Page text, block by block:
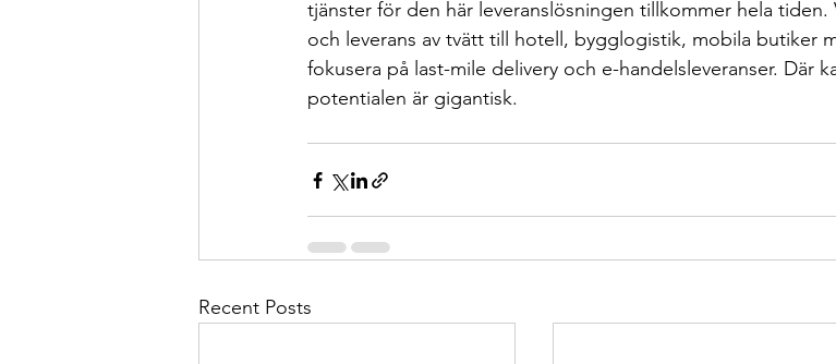
tjänster för den här leveranslösningen tillkommer hela
och leverans av tvätt till hotell, bygglogistik, mobila butiker
fokusera på last-mile delivery och e-handelsleveranser. Där
potentialen är gigantisk.
Recent Posts